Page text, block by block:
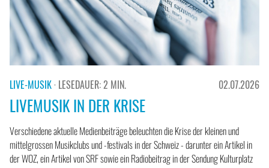
LIVE-MUSIK· LESEDAUER: 2 MIN. 02.07.2026
LIVEMUSIK IN DER KRISE
Verschiedene aktuelle Medienbeiträge beleuchten die Krise der kleinen und
mittelgrossen Musikclubs und -festivals in der Schweiz - darunter ein Artikel in
der WOZ, ein Artikel von SRF sowie ein Radiobeitrag in der Sendung Kulturplatz